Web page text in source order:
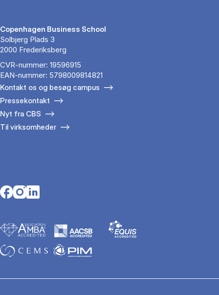
Copenhagen Business School
Solbjerg Plads 3
2000 Frederiksberg
CVR-nummer: 19596915
EAN-nummer: 5798009814821
Kontakt os og besøg campus
Pressekontakt
Nyt fra CBS
Til virksomheder
Opens in a new tab
Opens in a new tab
Opens in a new tab